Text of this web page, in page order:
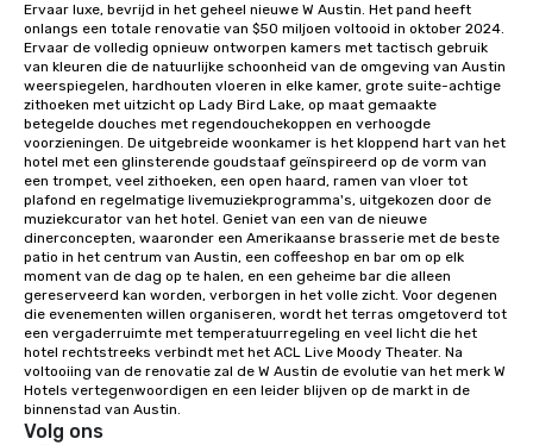
Ervaar luxe, bevrijd in het geheel nieuwe W Austin. Het pand heeft
onlangs een totale renovatie van $50 miljoen voltooid in oktober 2024.
Ervaar de volledig opnieuw ontworpen kamers met tactisch gebruik
van kleuren die de natuurlijke schoonheid van de omgeving van Austin
weerspiegelen, hardhouten vloeren in elke kamer, grote suite-achtige
zithoeken met uitzicht op Lady Bird Lake, op maat gemaakte
betegelde douches met regendouchekoppen en verhoogde
voorzieningen. De uitgebreide woonkamer is het kloppend hart van het
hotel met een glinsterende goudstaaf geïnspireerd op de vorm van
een trompet, veel zithoeken, een open haard, ramen van vloer tot
plafond en regelmatige livemuziekprogramma's, uitgekozen door de
muziekcurator van het hotel. Geniet van een van de nieuwe
dinerconcepten, waaronder een Amerikaanse brasserie met de beste
patio in het centrum van Austin, een coffeeshop en bar om op elk
moment van de dag op te halen, en een geheime bar die alleen
gereserveerd kan worden, verborgen in het volle zicht. Voor degenen
die evenementen willen organiseren, wordt het terras omgetoverd tot
een vergaderruimte met temperatuurregeling en veel licht die het
hotel rechtstreeks verbindt met het ACL Live Moody Theater. Na
voltooiing van de renovatie zal de W Austin de evolutie van het merk W
Hotels vertegenwoordigen en een leider blijven op de markt in de
binnenstad van Austin.
Volg ons